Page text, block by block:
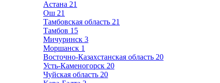
Астана 21
Ош 21
Тамбовская область 21
Тамбов 15
Мичуринск 3
Моршанск 1
Восточно-Казахстанская область 20
Усть-Каменогорск 20
Чуйская область 20